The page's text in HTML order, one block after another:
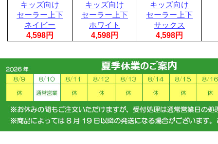
キッズ向け
セーラー上下
ネイビー
4,598円
キッズ向け
セーラー上下
ホワイト
4,598円
キッズ向け
セーラー上下
サックス
4,598円